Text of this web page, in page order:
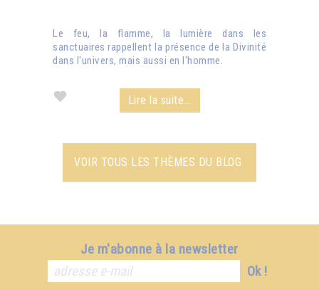
Le feu, la flamme, la lumière dans les
sanctuaires rappellent la présence de la Divinité
dans l'univers, mais aussi en l'homme.
Lire la suite...
VOIR TOUS LES THÈMES DU BLOG
Je m'abonne à la newsletter
Ok !